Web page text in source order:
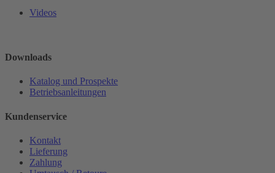
Videos
Downloads
Katalog und Prospekte
Betriebsanleitungen
Kundenservice
Kontakt
Lieferung
Zahlung